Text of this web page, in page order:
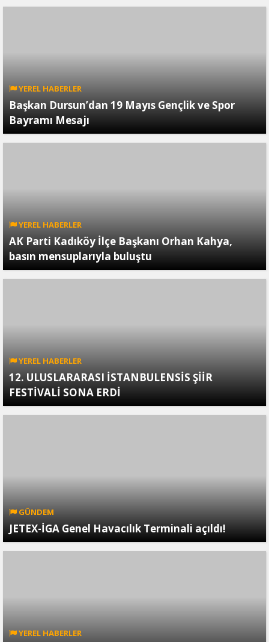
YEREL HABERLER
Başkan Dursun’dan 19 Mayıs Gençlik ve Spor
Bayramı Mesajı
YEREL HABERLER
AK Parti Kadıköy İlçe Başkanı Orhan Kahya,
basın mensuplarıyla buluştu
YEREL HABERLER
12. ULUSLARARASI İSTANBULENSİS ŞİİR
FESTİVALİ SONA ERDİ
GÜNDEM
JETEX-İGA Genel Havacılık Terminali açıldı!
YEREL HABERLER